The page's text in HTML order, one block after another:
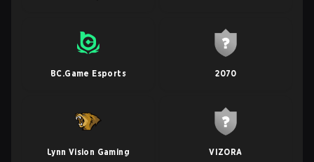
BC.Game Esports 2070
Lynn Vision Gaming VIZORA